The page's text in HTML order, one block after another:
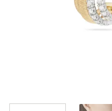
Neu